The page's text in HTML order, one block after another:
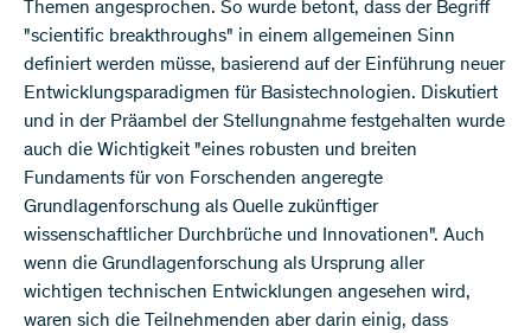
Themen angesprochen. So wurde betont, dass der Begriff
"scientific breakthroughs" in einem allgemeinen Sinn
definiert werden müsse, basierend auf der Einführung neuer
Entwicklungsparadigmen für Basistechnologien. Diskutiert
und in der Präambel der Stellungnahme festgehalten wurde
auch die Wichtigkeit "eines robusten und breiten
Fundaments für von Forschenden angeregte
Grundlagenforschung als Quelle zukünftiger
wissenschaftlicher Durchbrüche und Innovationen". Auch
wenn die Grundlagenforschung als Ursprung aller
wichtigen technischen Entwicklungen angesehen wird,
waren sich die Teilnehmenden aber darin einig, dass